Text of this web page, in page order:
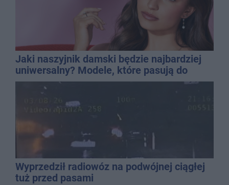
Jaki naszyjnik damski będzie najbardziej
uniwersalny? Modele, które pasują do
wielu stylizacji
Wyprzedził radiowóz na podwójnej ciągłej
tuż przed pasami